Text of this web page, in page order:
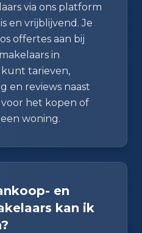
via ons platform
en vrijblijvend. Je
offertes aan bij
in
tarieven,
en reviews naast
het kopen of
woning.
en
kan ik